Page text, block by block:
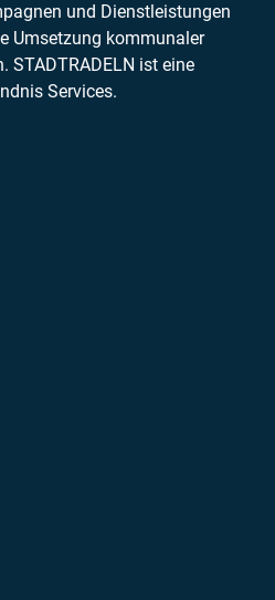
und Dienstleistungen
Umsetzung kommunaler
ist eine
Services.